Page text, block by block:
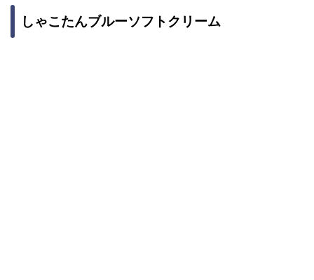
しゃこたんブルーソフトクリーム